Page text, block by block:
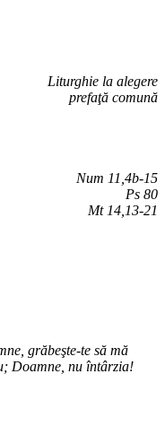
Liturghie la alegere
prefaţă comună
Num 11,4b-15
Ps 80
Mt 14,13-21
grăbeşte-te să mă
Doamne, nu întârzia!